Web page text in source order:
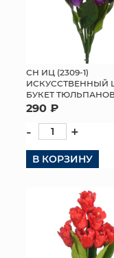
СН ИЦ (2309-1)
ИСКУССТВЕННЫЙ
БУКЕТ
290 ₽
- +
В КОРЗИНУ